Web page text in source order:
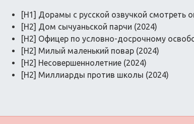
[H1] Дорамы с русской озвучкой смотреть
[H2] Дом сычуаньской парчи (2024)
[H2] Офицер по условно-досрочному
[H2] Милый маленький повар (2024)
[H2] Несовершеннолетние (2024)
[H2] Миллиарды против школы (2024)